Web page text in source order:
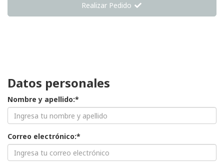
Realizar Pedido
Datos personales
Nombre y apellido:*
Correo electrónico:*